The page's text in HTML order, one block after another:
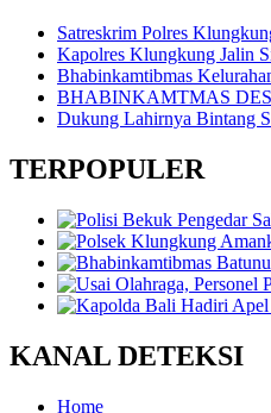
Satreskrim Polres
Kapolres Klungkung Jalin
Bhabinkamtibmas
BHABINKAMTMAS
Dukung Lahirnya Bintang
TERPOPULER
KANAL DETEKSI
Home